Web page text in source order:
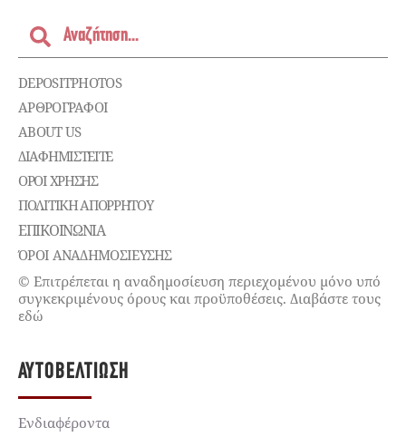
DEPOSITPHOTOS
ΑΡΘΡΟΓΡΑΦΟΙ
ABOUT US
ΔΙΑΦΗΜΙΣΤΕΊΤΕ
ΌΡΟΙ ΧΡΉΣΗΣ
ΠΟΛΙΤΙΚΉ ΑΠΟΡΡΉΤΟΥ
ΕΠΙΚΟΙΝΩΝΊΑ
ΌΡΟΙ ΑΝΑΔΗΜΟΣΙΕΥΣΗΣ
© Επιτρέπεται η αναδημοσίευση περιεχομένου μόνο υπό
συγκεκριμένους όρους και προϋποθέσεις. Διαβάστε τους
εδώ
ΑΥΤΟΒΕΛΤΊΩΣΗ
Ενδιαφέροντα